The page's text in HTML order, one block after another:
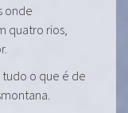
onde
quatro rios,
o que é de